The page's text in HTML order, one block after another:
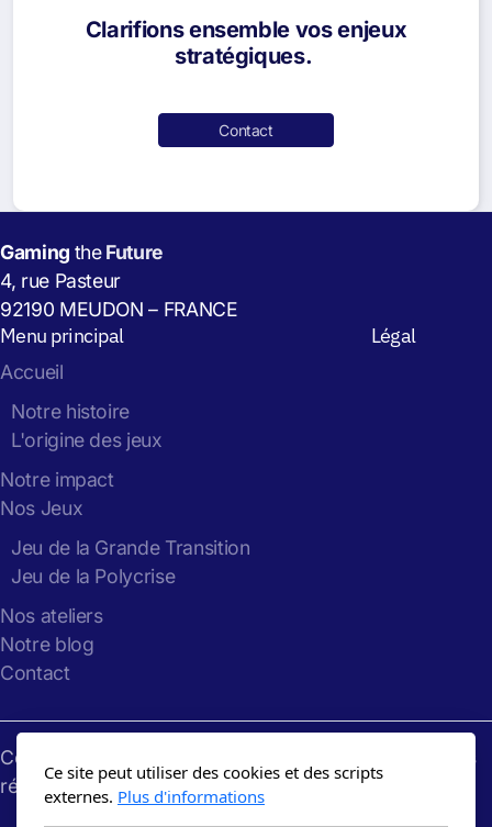
Clarifions ensemble vos enjeux
stratégiques.
Contact
Gaming theFuture
4, rue Pasteur
92190 MEUDON – FRANCE
Menu principal
Accueil
Notre histoire
L'origine des jeux
Notre impact
Nos Jeux
Jeu de la Grande Transition
Jeu de la Polycrise
Nos ateliers
Notre blog
Contact
Légal
Copyright
: 2024-2026, tous droits
réservés
Ce site peut utiliser des cookies et des scripts
externes. Plus d'informations